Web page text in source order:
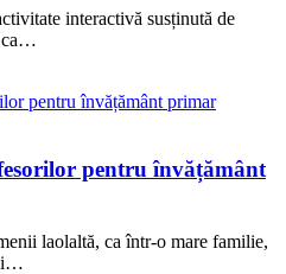
interactivă susținută de
ca…
pentru învățământ
laolaltă, ca într-o mare familie,